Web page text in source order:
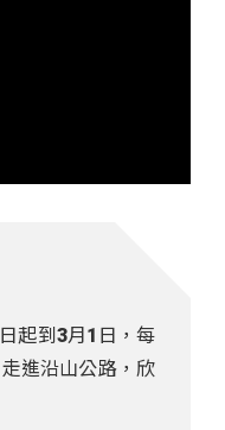
起到3月1日，每
進沿山公路，欣